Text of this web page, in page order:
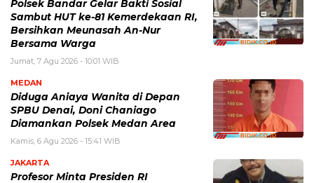
Polsek Bandar Gelar Bakti Sosial
Sambut HUT ke-81 Kemerdekaan RI,
Bersihkan Meunasah An-Nur
Bersama Warga
Jumat, 7 Agu 2026 - 10:01 WIB
MEDAN
Diduga Aniaya Wanita di Depan
SPBU Denai, Doni Chaniago
Diamankan Polsek Medan Area
Kamis, 6 Agu 2026 - 15:41 WIB
JAKARTA
Profesor Minta Presiden RI